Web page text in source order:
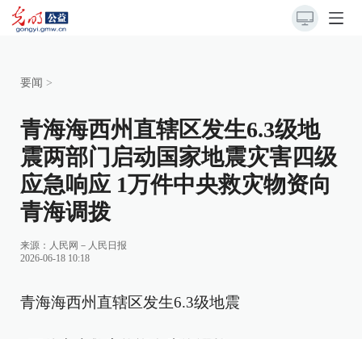
要闻 >
青海海西州直辖区发生6.3级地
震两部门启动国家地震灾害四级
应急响应 1万件中央救灾物资向
青海调拨
来源： 人民网－人民日报
2026-06-18 10:18
青海海西州直辖区发生6.3级地震